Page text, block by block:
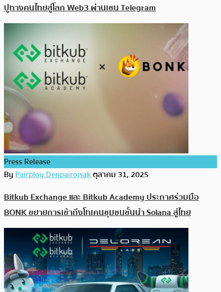
ปูทางคนไทยสู่โลก Web3 ผ่านเชน Telegram
Press Release
ByPairploy Denpairojsakตุลาคม 31, 2025
Bitkub Exchange และ Bitkub Academy ประกาศร่วมมือ
BONK ขยายการเข้าถึงโทเคนชุมชนชั้นนำ Solana สู่ไทย